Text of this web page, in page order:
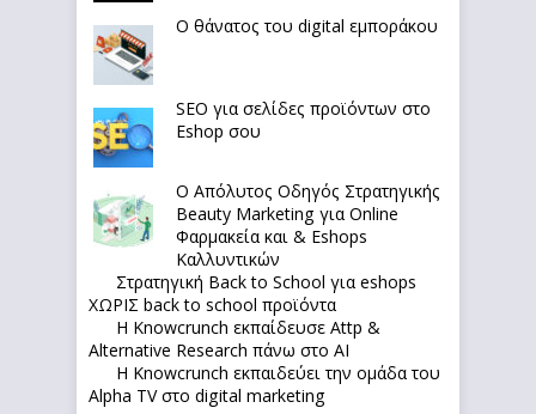
Ο θάνατος του digital εμποράκου
SEO για σελίδες προϊόντων στο
Eshop σου
Ο Απόλυτoς Οδηγός Στρατηγικής
Beauty Marketing για Online
Φαρμακεία και & Eshops
Καλλυντικών
Στρατηγική Back to School για eshops
ΧΩΡΙΣ back to school προϊόντα
Η Knowcrunch εκπαίδευσε Attp &
Alternative Research πάνω στο ΑΙ
Η Knowcrunch εκπαιδεύει την ομάδα του
Alpha TV στο digital marketing